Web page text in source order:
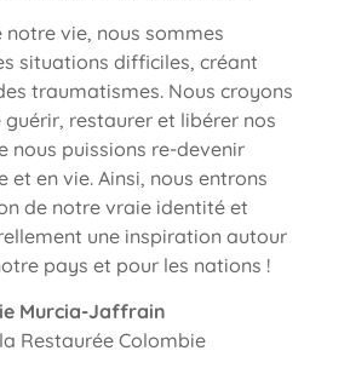
notre vie, nous sommes
situations difficiles, créant
traumatismes. Nous croyons
guérir, restaurer et libérer nos
nous puissions re-devenir
et en vie. Ainsi, nous entrons
de notre vraie identité et
une inspiration autour
pays et pour les nations !
Murcia-Jaffrain
Restaurée Colombie